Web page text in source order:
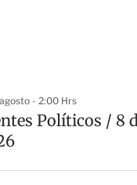
- 2:00 Hrs
Políticos / 8